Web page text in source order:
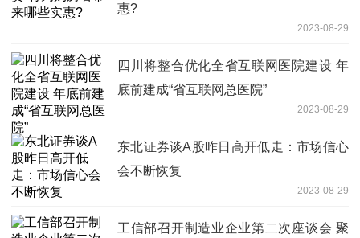
惠?
2023-08-29
四川将整合优化全省互联网医院建设 年
底前建成“省互联网总医院”
2023-08-29
东北证券谈A股昨日高开低走：市场信心
会不断恢复
2023-08-29
工信部召开制造业企业第二次座谈会 聚